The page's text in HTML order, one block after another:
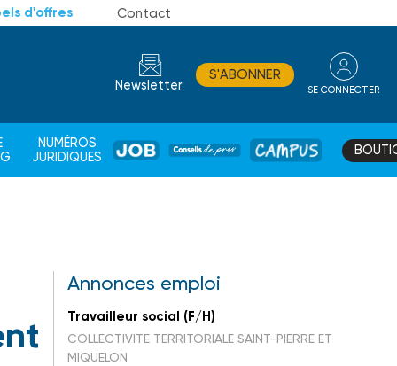
d'offres Contact
Newsletter
S'ABONNER
SE CONNECTER
NUMÉROS
JURIDIQUES
JOB
DE
CAMPUS
Annonces emploi
Travailleur social (F/H)
COLLECTIVITE TERRITORIALE SAINT-PIERRE ET
MIQUELON